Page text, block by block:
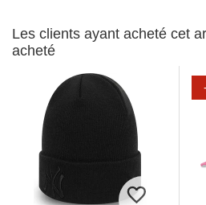
Les clients ayant acheté cet
acheté